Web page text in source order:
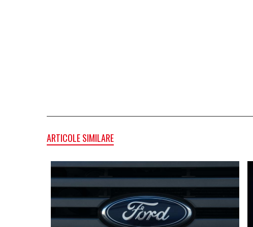
ARTICOLE SIMILARE